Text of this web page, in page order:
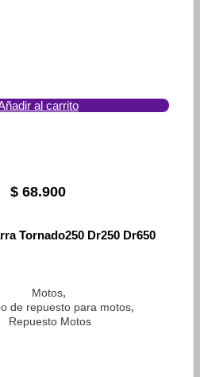
al carrito
$ 68.900
Tornado250 Dr250 Dr650
Motos,
de repuesto para motos,
Repuesto Motos